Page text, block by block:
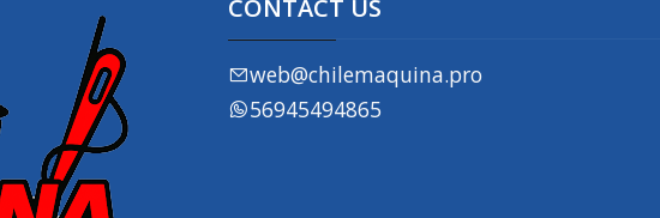
CONTACT US
web@chilemaquina.pro
56945494865